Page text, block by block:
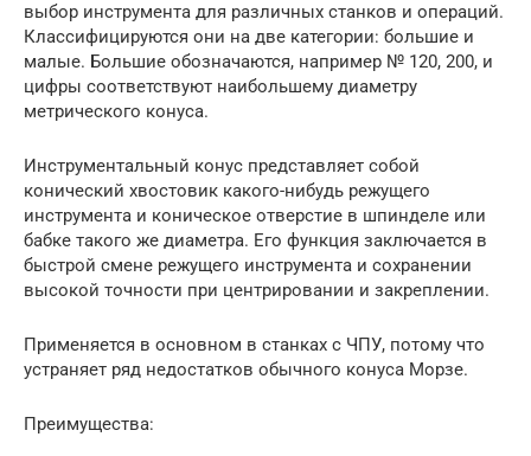
выбор инструмента для различных станков и операций.
Классифицируются они на две категории: большие и
малые. Большие обозначаются, например № 120, 200, и
цифры соответствуют наибольшему диаметру
метрического конуса.
Инструментальный конус представляет собой
конический хвостовик какого-нибудь режущего
инструмента и коническое отверстие в шпинделе или
бабке такого же диаметра. Его функция заключается в
быстрой смене режущего инструмента и сохранении
высокой точности при центрировании и закреплении.
Применяется в основном в станках с ЧПУ, потому что
устраняет ряд недостатков обычного конуса Морзе.
Преимущества: